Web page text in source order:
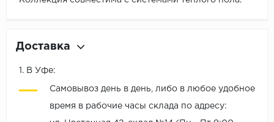
Доставка
1. В Уфе:
Самовывоз день в день, либо в любое удобное
время в рабочие часы склада по адресу: